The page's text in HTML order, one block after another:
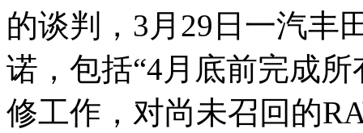
的谈判，3月29日一汽丰
诺，包括“4月底前完成
修工作，对尚未召回的